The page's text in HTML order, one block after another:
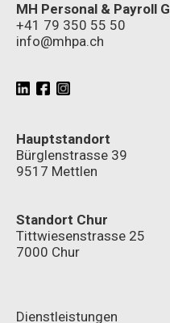
MH Personal & Payroll
+41 79 350 55 50
info@mhpa.ch
Hauptstandort
Bürglenstrasse 39
9517 Mettlen
Standort Chur
Tittwiesenstrasse 25
7000 Chur
Dienstleistungen